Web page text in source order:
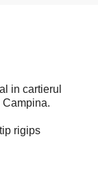
in cartierul
Campina.
rigips